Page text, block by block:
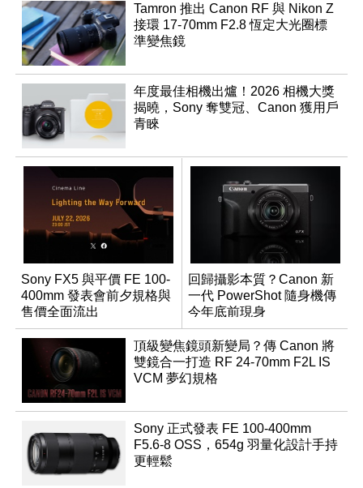
Tamron 推出 Canon RF 與 Nikon Z
接環 17-70mm F2.8 恆定大光圈標
準變焦鏡
年度最佳相機出爐！2026 相機大獎
揭曉，Sony 奪雙冠、Canon 獲用戶
青睞
Sony FX5 與平價 FE 100-
400mm 發表會前夕規格與
售價全面流出
回歸攝影本質？Canon 新
一代 PowerShot 隨身機傳
今年底前現身
頂級變焦鏡頭新變局？傳 Canon 將
雙鏡合一打造 RF 24-70mm F2L IS
VCM 夢幻規格
Sony 正式發表 FE 100-400mm
F5.6-8 OSS，654g 羽量化設計手持
更輕鬆